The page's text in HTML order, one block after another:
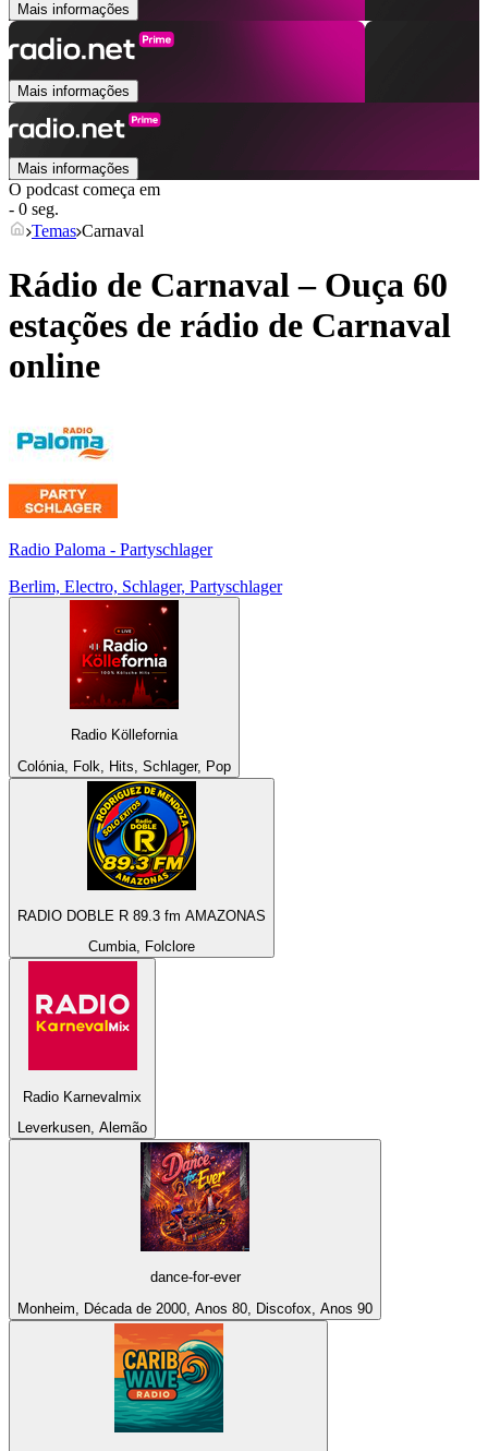
Mais informações
Mais informações
Mais informações
O podcast começa em
- 0 seg.
Temas Carnaval
Rádio de Carnaval – Ouça 60
estações de rádio de Carnaval
online
Radio Paloma - Partyschlager
Berlim, Electro, Schlager, Partyschlager
Radio Köllefornia
Colónia, Folk, Hits, Schlager, Pop
RADIO DOBLE R 89.3 fm AMAZONAS
Cumbia, Folclore
Radio Karnevalmix
Leverkusen, Alemão
dance-for-ever
Monheim, Década de 2000, Anos 80, Discofox, Anos 90